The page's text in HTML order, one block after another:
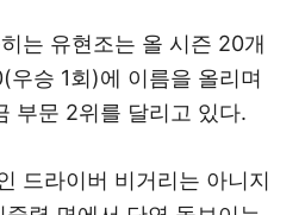
는 유현조는 올 시즌 20개
우승 1회)에 이름을 올리며
부문 2위를 달리고 있다.
드라이버 비거리는 아니지